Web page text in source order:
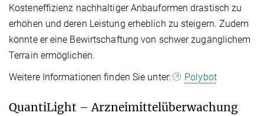
Kosteneffizienz nachhaltiger Anbauformen drastisch zu
erhöhen und deren Leistung erheblich zu steigern. Zudem
könnte er eine Bewirtschaftung von schwer zugänglichem
Terrain ermöglichen.
Weitere Informationen finden Sie unter:
Polybot
QuantiLight – Arzneimittelüberwachung